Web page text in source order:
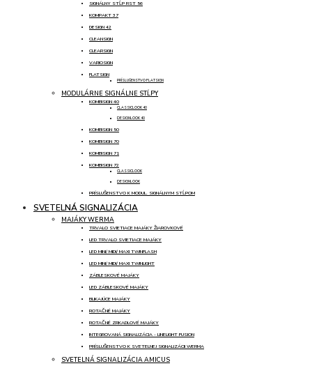
SIGNÁLNY STĹP RST 56
KOMPAKT 37
DESIGN 42
CLEANSIGN
CLEARSIGN
VARIOSIGN
FLATSIGN
PRÍSLUŠENSTVO FLATSIGN
MODULÁRNE SIGNÁLNE STĹPY
KOMBISIGN 40
CLASSICLOOK 40
DESIGNLOOK 40
KOMBISIGN 50
KOMBISIGN 70
KOMBISIGN 71
KOMBISIGN 72
CLASSICLOOK
DESIGNLOOK
PRÍSLUŠENSTVO K MODUL. SIGNÁLNYM STĹPOM
SVETELNÁ SIGNALIZÁCIA
MAJÁKY WERMA
TRVALO SVIETIACE MAJÁKY ŽIAROVKOVÉ
LED TRVALO SVIETIACE MAJÁKY
LED MINI/ MIDI/ MAXI TWINFLASH
LED MINI/ MIDI/ MAXI TWINLIGHT
ZÁBLESKOVÉ MAJÁKY
LED ZÁBLESKOVÉ MAJÁKY
BLIKAJÚCE MAJÁKY
ROTAČNÉ MAJÁKY
ROTAČNÉ ZRKADLOVÉ MAJÁKY
INTEGROVANÁ SIGNALIZÁCIA - LINELIGHT FUSION
PRÍSLUŠENSTVO K SVETELNEJ SIGNALIZÁCII WERMA
SVETELNÁ SIGNALIZÁCIA AMICUS